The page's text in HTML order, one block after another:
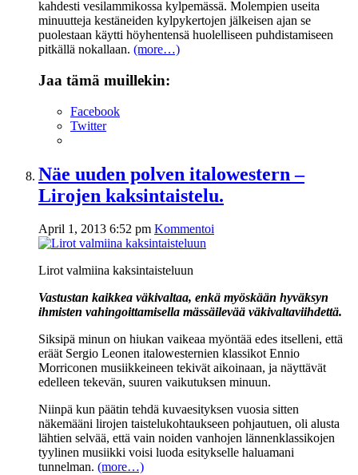
kahdesti vesilammikossa kylpemässä. Molempien useita
minuutteja kestäneiden kylpykertojen jälkeisen ajan se
puolestaan käytti höyhentensä huolelliseen puhdistamiseen
pitkällä nokallaan. (more…)
Jaa tämä muillekin:
Facebook
Twitter
Näe uuden polven italowestern –
Lirojen kaksintaistelu.
April 1, 2013 6:52 pm Kommentoi
Lirot valmiina kaksintaisteluun
Vastustan kaikkea väkivaltaa, enkä myöskään hyväksyn
ihmisten vahingoittamisella mässäilevää väkivaltaviihdettä.
Siksipä minun on hiukan vaikeaa myöntää edes itselleni, että
eräät Sergio Leonen italowesternien klassikot Ennio
Morriconen musiikkeineen tekivät aikoinaan, ja näyttävät
edelleen tekevän, suuren vaikutuksen minuun.
Niinpä kun päätin tehdä kuvaesityksen vuosia sitten
näkemääni lirojen taistelukohtaukseen pohjautuen, oli alusta
lähtien selvää, että vain noiden vanhojen lännenklassikojen
tyylinen musiikki voisi luoda esitykselle haluamani
tunnelman. (more…)